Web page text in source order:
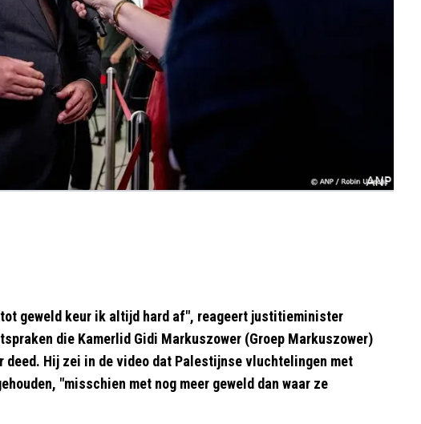
tot geweld keur ik altijd hard af", reageert justitieminister
die Kamerlid Gidi Markuszower (Groep Markuszower)
deed. Hij zei in de video dat Palestijnse vluchtelingen met
"misschien met nog meer geweld dan waar ze